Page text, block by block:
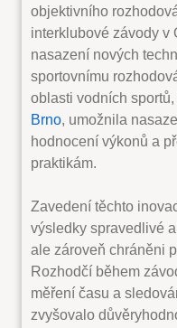
objektivního
interklubové závody v
nasazení nových
sportovnímu
oblasti vodních
Brno, umožnila
hodnocení výkonů a
praktikám.
Zavedení těchto
výsledky spravedlivé
ale zároveň chráněni
Rozhodčí během
měření času a
zvyšovalo